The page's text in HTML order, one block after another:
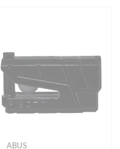
ABUS